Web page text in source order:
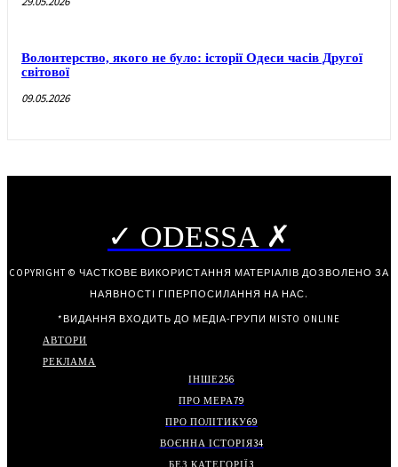
Волонтерство, якого не було: історії Одеси часів Другої
світової
09.05.2026
✓ ODESSA ✗
COPYRIGHT © ЧАСТКОВЕ ВИКОРИСТАННЯ МАТЕРІАЛІВ ДОЗВОЛЕНО ЗА
НАЯВНОСТІ ГІПЕРПОСИЛАННЯ НА НАС.
*ВИДАННЯ ВХОДИТЬ ДО МЕДІА-ГРУПИ MISTO ONLINE
АВТОРИ
РЕКЛАМА
ІНШЕ256
ПРО МЕРА79
ПРО ПОЛІТИКУ69
ВОЄННА ІСТОРІЯ34
БЕЗ КАТЕГОРІЇ3